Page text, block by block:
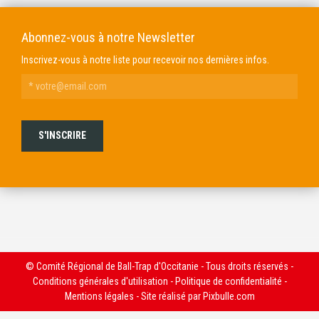
Abonnez-vous à notre Newsletter
Inscrivez-vous à notre liste pour recevoir nos dernières infos.
© Comité Régional de Ball-Trap d'Occitanie - Tous droits réservés -
Conditions générales d'utilisation - Politique de confidentialité -
Mentions légales - Site réalisé par Pixbulle.com